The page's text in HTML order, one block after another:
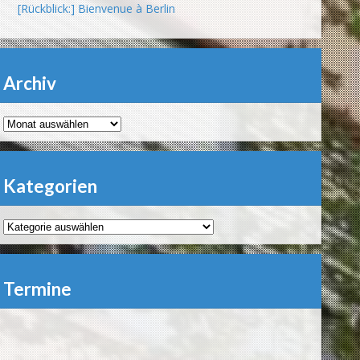
[Rückblick:] Bienvenue à Berlin
Archiv
Archiv
Kategorien
Kategorien
Termine